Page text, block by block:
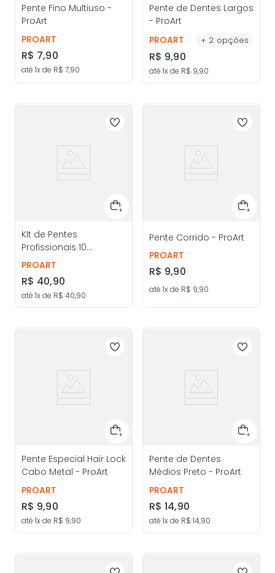
Pente Fino Multiuso -
ProArt
PROART
R$ 7,90
até 1x de R$ 7,90
Pente de Dentes Largos
- ProArt
PROART
+ 2 opções
R$ 9,90
até 1x de R$ 9,90
KIt de Pentes
Profissionais 10
Unidades - ProArt
PROART
R$ 40,90
até 1x de R$ 40,90
Pente Corrido - ProArt
PROART
R$ 9,90
até 1x de R$ 9,90
Pente Especial Hair Lock
Cabo Metal - ProArt
PROART
R$ 9,90
até 1x de R$ 9,90
Pente de Dentes
Médios Preto - ProArt
PROART
R$ 14,90
até 1x de R$ 14,90